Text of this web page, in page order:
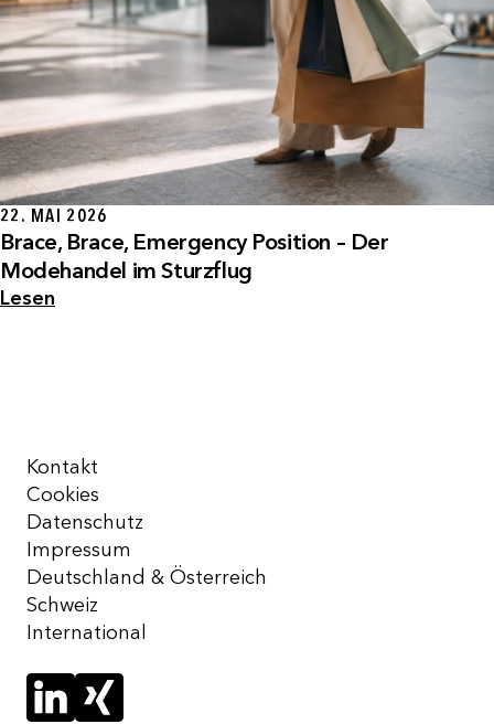
22. MAI 2026
Brace, Brace, Emergency Position – Der
Modehandel im Sturzflug
Lesen
Kontakt
Cookies
Datenschutz
Impressum
Deutschland & Österreich
Schweiz
International